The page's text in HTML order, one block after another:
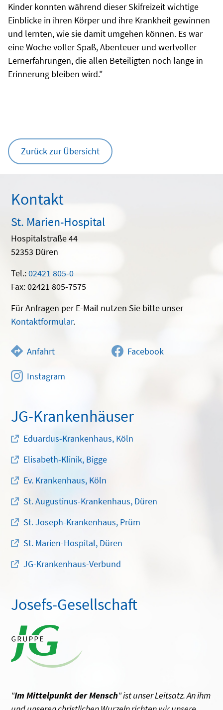
Kinder konnten während dieser Skifreizeit wichtige
Einblicke in ihren Körper und ihre Krankheit gewinnen
und lernten, wie sie damit umgehen können. Es war
eine Woche voller Spaß, Abenteuer und wertvoller
Lernerfahrungen, die allen Beteiligten noch lange in
Erinnerung bleiben wird."
Zurück zur Übersicht
Kontakt
St. Marien-Hospital
Hospitalstraße 44
52353 Düren
Tel.:02421 805-0
Fax: 02421 805-7575
Für Anfragen per E-Mail nutzen Sie bitte unser
Kontaktformular.
Anfahrt Facebook
Instagram
JG-Krankenhäuser
Eduardus-Krankenhaus, Köln
Elisabeth-Klinik, Bigge
Ev. Krankenhaus, Köln
St. Augustinus-Krankenhaus, Düren
St. Joseph-Krankenhaus, Prüm
St. Marien-Hospital, Düren
JG-Krankenhaus-Verbund
Josefs-Gesellschaft
"Im Mittelpunkt der Mensch" ist unser Leitsatz. An ihm